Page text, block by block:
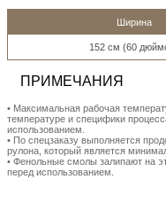
Ширина
152 см (60
ПРИМЕЧАНИЯ
• Максимальная рабочая
температуре и специфики
использованием.
• По спецзаказу выполняется
рулона, который является
• Фенольные смолы залипают на
перед использованием.